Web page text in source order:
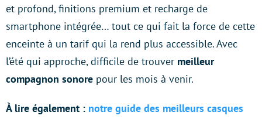
et profond, finitions premium et recharge de
smartphone intégrée… tout ce qui fait la force de cette
enceinte à un tarif qui la rend plus accessible. Avec
l’été qui approche, difficile de trouver meilleur
compagnon sonore pour les mois à venir.
À lire également : notre guide des meilleurs casques